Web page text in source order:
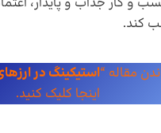
کند.
مقاله “استیکینگ در
اینجا کلیک کنید.